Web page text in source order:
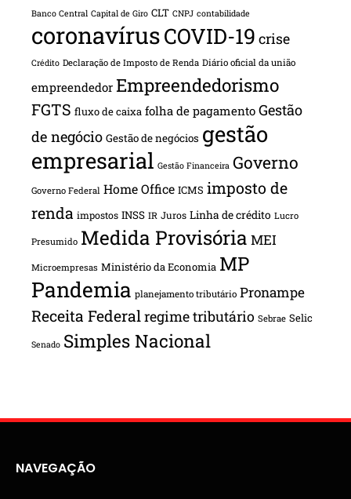
Banco Central Capital de Giro CLT CNPJ contabilidade
coronavírusCOVID-19 crise
Crédito Declaração de Imposto de Renda Diário oficial da união
empreendedor Empreendedorismo
FGTS fluxo de caixa folha de pagamento Gestão
de negócio Gestão de negócios gestão
empresarial Gestão Financeira Governo
Governo Federal Home Office ICMS imposto de
renda impostos INSS IR Juros Linha de crédito Lucro
Presumido Medida Provisória MEI
Microempresas Ministério da Economia MP
Pandemia planejamento tributário Pronampe
Receita Federalregime tributário Sebrae Selic
Senado Simples Nacional
NAVEGAÇÃO